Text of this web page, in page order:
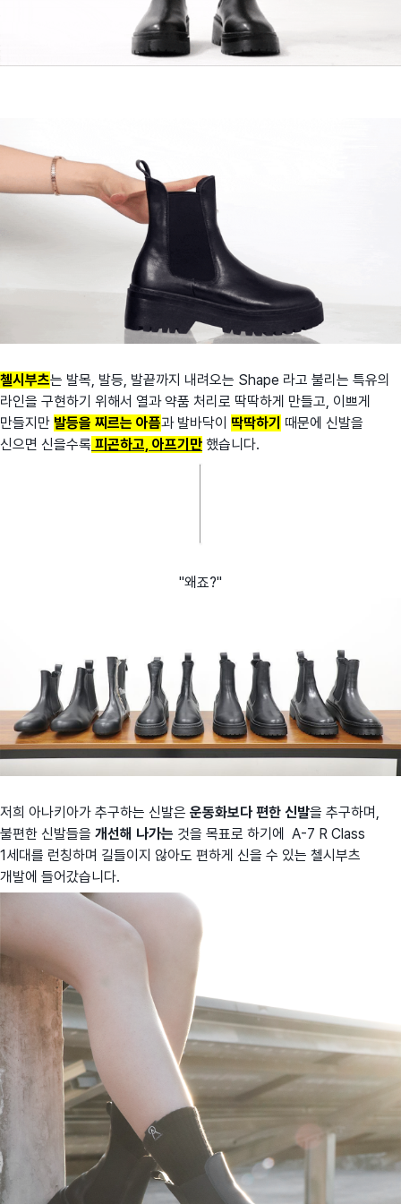
첼시부츠는 발목, 발등, 발끝까지 내려오는 Shape 라고 불리는 특유의
라인을 구현하기 위해서 열과 약품 처리로 딱딱하게 만들고, 이쁘게
만들지만 발등을 찌르는 아픔과 발바닥이 딱딱하기 때문에 신발을
신으면 신을수록 피곤하고, 아프기만 했습니다.
"왜죠?"
저희 아나키아가 추구하는 신발은 운동화보다 편한 신발을 추구하며,
불편한 신발들을 개선해 나가는 것을 목표로 하기에 A-7 R Class
1세대를 런칭하며 길들이지 않아도 편하게 신을 수 있는 첼시부츠
개발에 들어갔습니다.